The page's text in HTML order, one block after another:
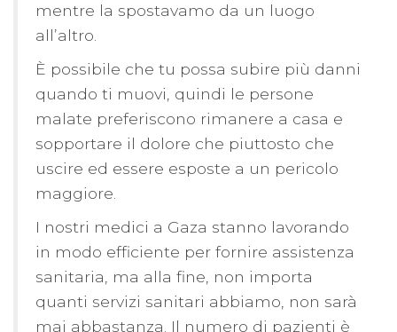
mentre la spostavamo da un luogo
all’altro.
È possibile che tu possa subire più danni
quando ti muovi, quindi le persone
malate preferiscono rimanere a casa e
sopportare il dolore che piuttosto che
uscire ed essere esposte a un pericolo
maggiore.
I nostri medici a Gaza stanno lavorando
in modo efficiente per fornire assistenza
sanitaria, ma alla fine, non importa
quanti servizi sanitari abbiamo, non sarà
mai abbastanza. Il numero di pazienti è